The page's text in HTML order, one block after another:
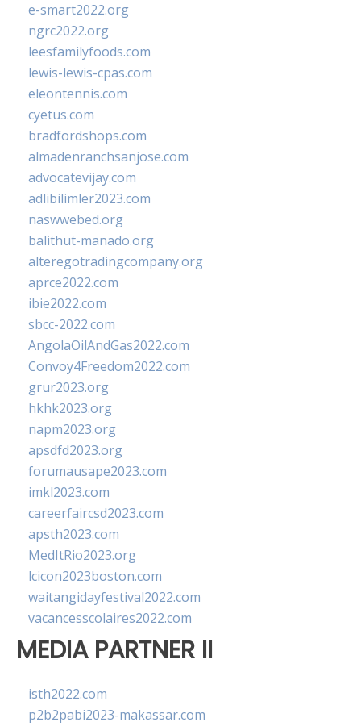
e-smart2022.org
ngrc2022.org
leesfamilyfoods.com
lewis-lewis-cpas.com
eleontennis.com
cyetus.com
bradfordshops.com
almadenranchsanjose.com
advocatevijay.com
adlibilimler2023.com
naswwebed.org
balithut-manado.org
alteregotradingcompany.org
aprce2022.com
ibie2022.com
sbcc-2022.com
AngolaOilAndGas2022.com
Convoy4Freedom2022.com
grur2023.org
hkhk2023.org
napm2023.org
apsdfd2023.org
forumausape2023.com
imkl2023.com
careerfaircsd2023.com
apsth2023.com
MedItRio2023.org
lcicon2023boston.com
waitangidayfestival2022.com
vacancesscolaires2022.com
MEDIA PARTNER II
isth2022.com
p2b2pabi2023-makassar.com